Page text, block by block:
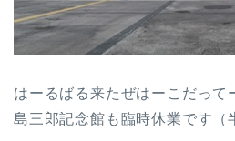
はーるばる来たぜはーこだって
島三郎記念館も臨時休業です（